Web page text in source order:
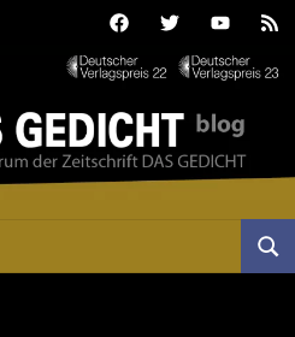
FacebookTwitterYoutube